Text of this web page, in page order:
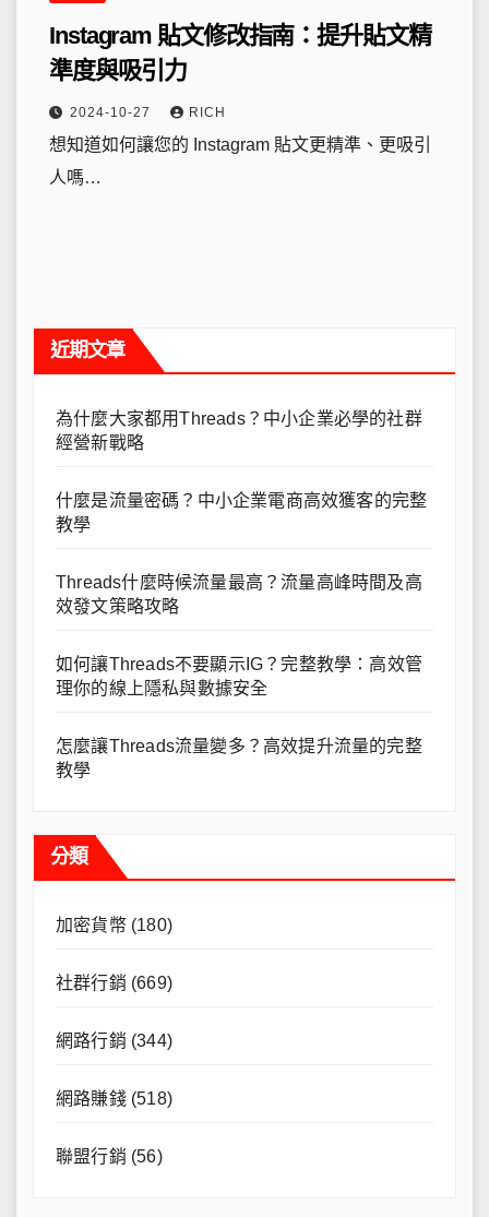
Instagram 貼文修改指南：提升貼文精
準度與吸引力
2024-10-27 RICH
想知道如何讓您的 Instagram 貼文更精準、更吸引
人嗎…
近期文章
為什麼大家都用Threads？中小企業必學的社群
經營新戰略
什麼是流量密碼？中小企業電商高效獲客的完整
教學
Threads什麼時候流量最高？流量高峰時間及高
效發文策略攻略
如何讓Threads不要顯示IG？完整教學：高效管
理你的線上隱私與數據安全
怎麼讓Threads流量變多？高效提升流量的完整
教學
分類
加密貨幣(180)
社群行銷 (669)
網路行銷 (344)
網路賺錢(518)
聯盟行銷 (56)